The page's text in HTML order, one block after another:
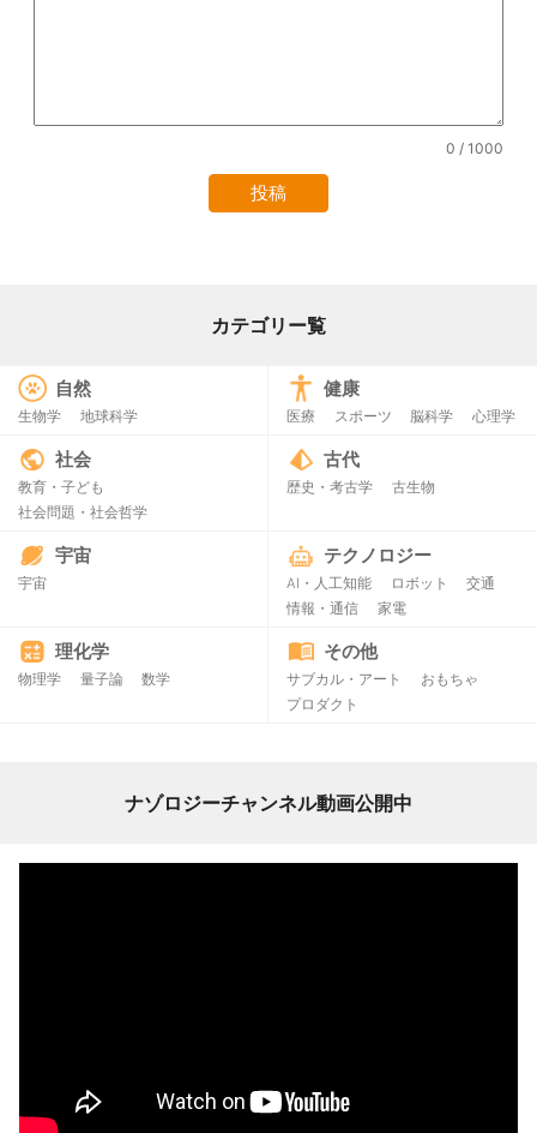
0 / 1000
カテゴリー覧
自然
生物学 地球科学
健康
医療 スポーツ 脳科学 心理学
社会
教育・子ども
社会問題・社会哲学
古代
歴史・考古学 古生物
宇宙
宇宙
テクノロジー
AI・人工知能 ロボット
交通
情報・通信
家電
理化学
物理学 量子論 数学
その他
サブカル・アート
おもちゃ
プロダクト
ナゾロジーチャンネル動画公開中